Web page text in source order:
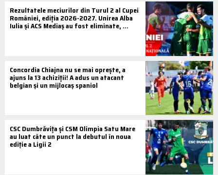
Rezultatele meciurilor din Turul 2 al Cupei
României, ediția 2026-2027. Unirea Alba
Iulia și ACS Mediaș au fost eliminate, ...
Concordia Chiajna nu se mai oprește, a
ajuns la 13 achiziții! A adus un atacant
belgian și un mijlocaș spaniol
CSC Dumbrăvița și CSM Olimpia Satu Mare
au luat câte un punct la debutul în noua
ediție a Ligii 2